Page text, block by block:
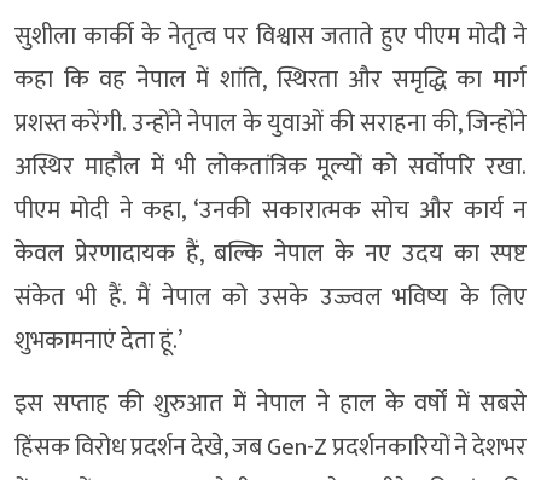
सुशीला कार्की के नेतृत्व पर विश्वास जताते हुए पीएम मोदी ने
कहा कि वह नेपाल में शांति, स्थिरता और समृद्धि का मार्ग
प्रशस्त करेंगी. उन्होंने नेपाल के युवाओं की सराहना की, जिन्होंने
अस्थिर माहौल में भी लोकतांत्रिक मूल्यों को सर्वोपरि रखा.
पीएम मोदी ने कहा, ‘उनकी सकारात्मक सोच और कार्य न
केवल प्रेरणादायक हैं, बल्कि नेपाल के नए उदय का स्पष्ट
संकेत भी हैं. मैं नेपाल को उसके उज्ज्वल भविष्य के लिए
शुभकामनाएं देता हूं.’
इस सप्ताह की शुरुआत में नेपाल ने हाल के वर्षों में सबसे
हिंसक विरोध प्रदर्शन देखे, जब Gen-Z प्रदर्शनकारियों ने देशभर